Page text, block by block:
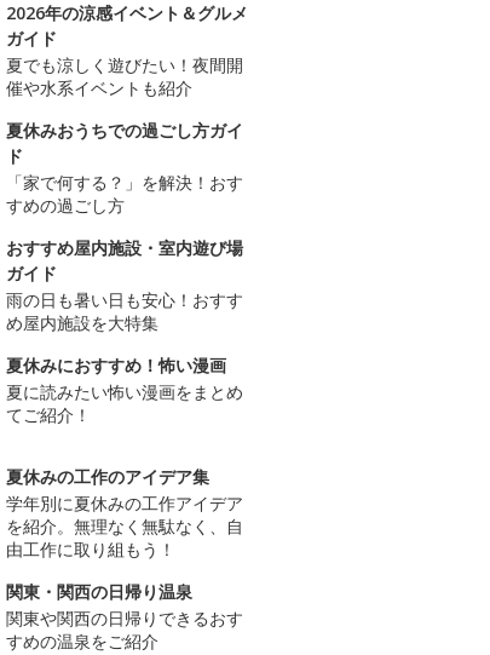
2026年の涼感イベント＆グルメ
ガイド
夏でも涼しく遊びたい！夜間開
催や水系イベントも紹介
夏休みおうちでの過ごし方ガイ
ド
「家で何する？」を解決！おす
すめの過ごし方
おすすめ屋内施設・室内遊び場
ガイド
雨の日も暑い日も安心！おすす
め屋内施設を大特集
夏休みにおすすめ！怖い漫画
夏に読みたい怖い漫画をまとめ
てご紹介！
夏休みの工作のアイデア集
学年別に夏休みの工作アイデア
を紹介。無理なく無駄なく、自
由工作に取り組もう！
関東・関西の日帰り温泉
関東や関西の日帰りできるおす
すめの温泉をご紹介